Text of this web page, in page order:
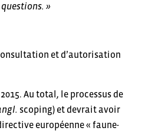
»
et d’autorisation
Au total, le processus de
scoping) et devrait avoir
européenne « faune-